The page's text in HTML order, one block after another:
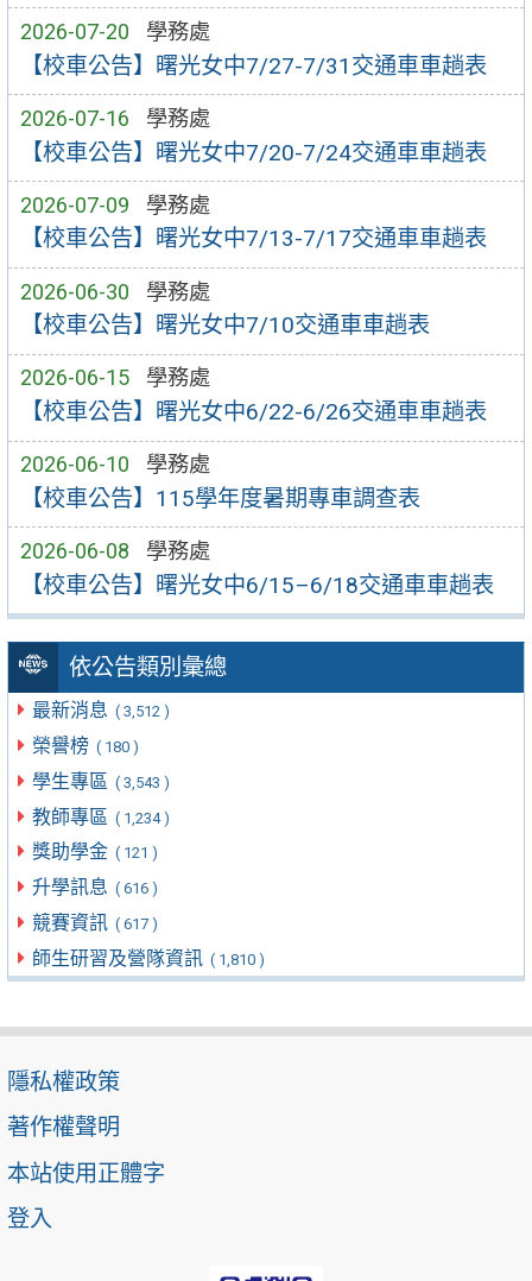
2026-07-20 學務處
【校車公告】曙光女中7/27-7/31交通車車趟表
2026-07-16 學務處
【校車公告】曙光女中7/20-7/24交通車車趟表
2026-07-09 學務處
【校車公告】曙光女中7/13-7/17交通車車趟表
2026-06-30 學務處
【校車公告】曙光女中7/10交通車車趟表
2026-06-15 學務處
【校車公告】曙光女中6/22-6/26交通車車趟表
2026-06-10 學務處
【校車公告】115學年度暑期專車調查表
2026-06-08 學務處
【校車公告】曙光女中6/15–6/18交通車車趟表
依公告類別彙總
最新消息 ( 3,512 )
榮譽榜 ( 180 )
學生專區 ( 3,543 )
教師專區 ( 1,234 )
獎助學金 ( 121 )
升學訊息 ( 616 )
競賽資訊 ( 617 )
師生研習及營隊資訊 ( 1,810 )
隱私權政策
著作權聲明
本站使用正體字
登入